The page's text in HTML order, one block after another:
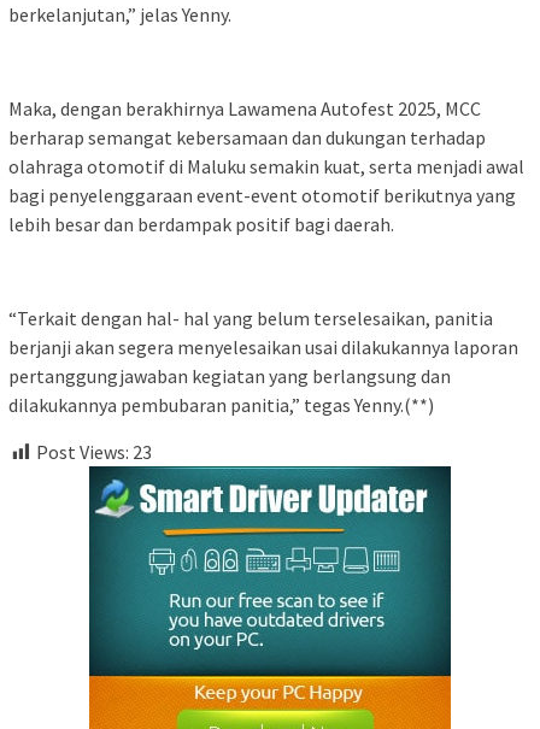
berkelanjutan,” jelas Yenny.
Maka, dengan berakhirnya Lawamena Autofest 2025, MCC
berharap semangat kebersamaan dan dukungan terhadap
olahraga otomotif di Maluku semakin kuat, serta menjadi awal
bagi penyelenggaraan event-event otomotif berikutnya yang
lebih besar dan berdampak positif bagi daerah.
“Terkait dengan hal- hal yang belum terselesaikan, panitia
berjanji akan segera menyelesaikan usai dilakukannya laporan
pertanggungjawaban kegiatan yang berlangsung dan
dilakukannya pembubaran panitia,” tegas Yenny.(**)
Post Views: 23